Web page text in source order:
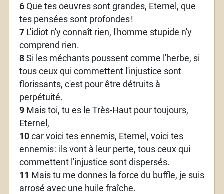
6Que tes oeuvres sont grandes, Eternel, que
tes pensées sont profondes!
7L'idiot n'y connaît rien, l'homme stupide n'y
comprend rien.
8Si les méchants poussent comme l'herbe, si
tous ceux qui commettent l'injustice sont
florissants, c'est pour être détruits à
perpétuité.
9Mais toi, tu es le Très-Haut pour toujours,
Eternel,
10car voici tes ennemis, Eternel, voici tes
ennemis: ils vont à leur perte, tous ceux qui
commettent l'injustice sont dispersés.
11 Mais tu me donnes la force du buffle, je suis
arrosé avec une huile fraîche.